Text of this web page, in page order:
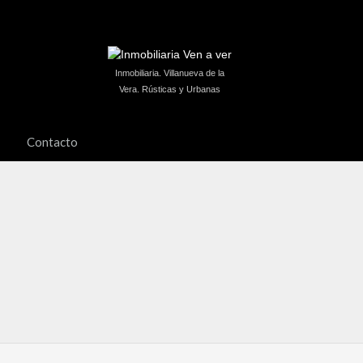
Inmobiliaria. Villanueva de la
Vera. Rústicas y Urbanas
Contacto